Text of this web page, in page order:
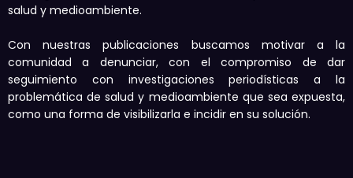
salud y medioambiente.
Con nuestras publicaciones buscamos motivar a la
comunidad a denunciar, con el compromiso de dar
seguimiento con investigaciones periodísticas a la
problemática de salud y medioambiente que sea expuesta,
como una forma de visibilizarla e incidir en su solución.